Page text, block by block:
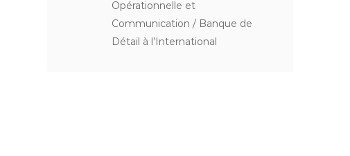
Opérationnelle et
Communication / Banque de
Détail à l’International